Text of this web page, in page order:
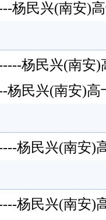
杨民兴(南安)
杨民兴(南安
杨民兴(南安)
杨民兴(南安)
杨民兴(南安)